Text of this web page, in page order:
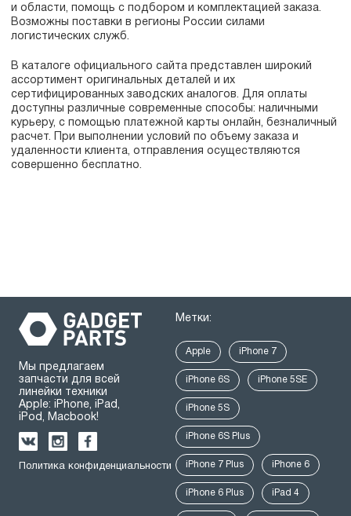
и области, помощь с подбором и комплектацией заказа.
Возможны поставки в регионы России силами
логистических служб.
В каталоге официального сайта представлен широкий
ассортимент оригинальных деталей и их
сертифицированных заводских аналогов. Для оплаты
доступны различные современные способы: наличными
курьеру, с помощью платежной карты онлайн, безналичный
расчет. При выполнении условий по объему заказа и
удаленности клиента, отправления осуществляются
совершенно бесплатно.
Мы предлагаем
запчасти для всей
линейки техники
Apple: iPhone, iPad,
iPod, Macbook!
Политика конфиденциальности
Метки:
Apple iPhone 7
iPhone 6S iPhone 5SE
iPhone 5S
iPhone 6S Plus
iPhone 7 Plus iPhone 6
iPhone 6 Plus iPad 4